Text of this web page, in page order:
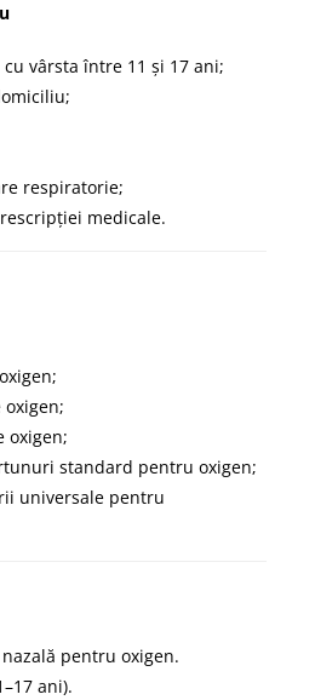
vârsta între 11 și 17 ani;
respiratorie;
medicale.
oxigen;
standard pentru oxigen;
universale pentru
pentru oxigen.
ani).